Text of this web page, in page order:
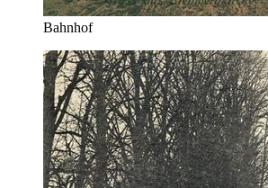
Bahnhof